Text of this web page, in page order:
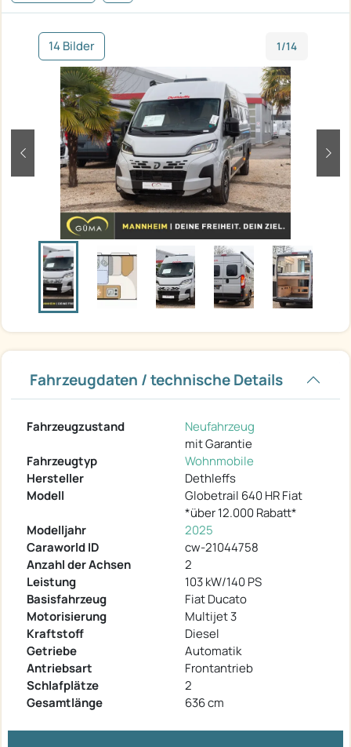
14 Bilder 1/14
zurück
Fahrzeugdaten / technische Details
Fahrzeugzustand
Neufahrzeug
mit Garantie
Fahrzeugtyp
Wohnmobile
Hersteller
Dethleffs
Modell
Globetrail 640 HR Fiat
*über 12.000 Rabatt*
Modelljahr
2025
Caraworld ID
cw-21044758
Anzahl der Achsen
2
Leistung
103 kW/140 PS
Basisfahrzeug
Fiat Ducato
Motorisierung
Multijet 3
Kraftstoff
Diesel
Getriebe
Automatik
Antriebsart
Frontantrieb
Schlafplätze
2
Gesamtlänge
636 cm